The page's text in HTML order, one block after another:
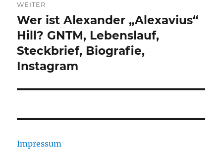
WEITER
Nächster
Beitrag:
Wer ist Alexander „Alexavius“
Hill? GNTM, Lebenslauf,
Steckbrief, Biografie,
Instagram
Impressum